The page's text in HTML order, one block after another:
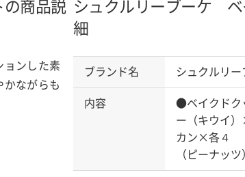
商品説
ョンした素
かながらも
シュクルリーブーケ ベ
細
ブランド名 シュクルリー
内容
●ベイクドク
ー（キウイ
カン×各４
（ピーナッ